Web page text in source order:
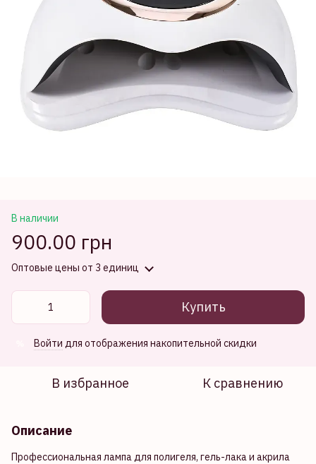
В наличии
900.00 грн
Оптовые цены от 3 единиц
Купить
Войти для отображения накопительной скидки
В избранное К сравнению
Описание
Профессиональная лампа для полигеля, гель-лака и акрила